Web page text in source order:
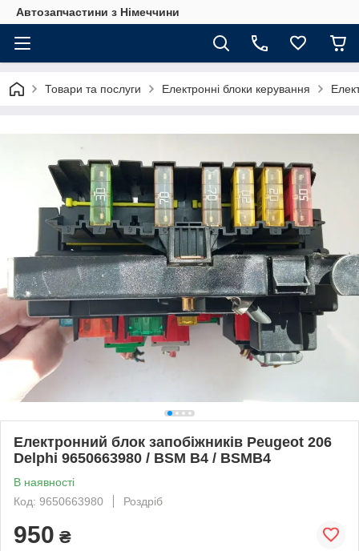
Автозапчастини з Німеччини
Товари та послуги Електронні блоки керування
Електронний блок запобіжників Peugeot 206
Delphi 9650663980 / BSM B4 / BSMB4
В наявності
Код: 9650663980
Роздріб
950 ₴